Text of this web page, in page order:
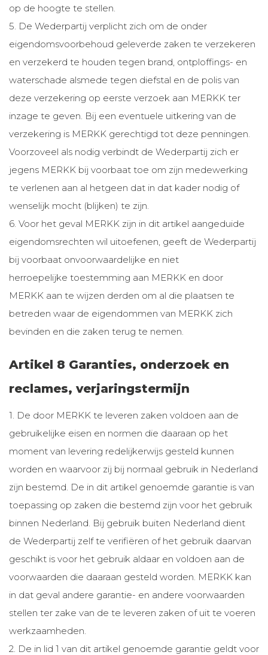
op de hoogte te stellen.
5. De Wederpartij verplicht zich om de onder
eigendomsvoorbehoud geleverde zaken te verzekeren
en verzekerd te houden tegen brand, ontploffings- en
waterschade alsmede tegen diefstal en de polis van
deze verzekering op eerste verzoek aan MERKK ter
inzage te geven. Bij een eventuele uitkering van de
verzekering is MERKK gerechtigd tot deze penningen.
Voorzoveel als nodig verbindt de Wederpartij zich er
jegens MERKK bij voorbaat toe om zijn medewerking
te verlenen aan al hetgeen dat in dat kader nodig of
wenselijk mocht (blijken) te zijn.
6. Voor het geval MERKK zijn in dit artikel aangeduide
eigendomsrechten wil uitoefenen, geeft de Wederpartij
bij voorbaat onvoorwaardelijke en niet
herroepelijke toestemming aan MERKK en door
MERKK aan te wijzen derden om al die plaatsen te
betreden waar de eigendommen van MERKK zich
bevinden en die zaken terug te nemen.
Artikel 8 Garanties, onderzoek en
reclames, verjaringstermijn
1. De door MERKK te leveren zaken voldoen aan de
gebruikelijke eisen en normen die daaraan op het
moment van levering redelijkerwijs gesteld kunnen
worden en waarvoor zij bij normaal gebruik in Nederland
zijn bestemd. De in dit artikel genoemde garantie is van
toepassing op zaken die bestemd zijn voor het gebruik
binnen Nederland. Bij gebruik buiten Nederland dient
de Wederpartij zelf te verifiëren of het gebruik daarvan
geschikt is voor het gebruik aldaar en voldoen aan de
voorwaarden die daaraan gesteld worden. MERKK kan
in dat geval andere garantie- en andere voorwaarden
stellen ter zake van de te leveren zaken of uit te voeren
werkzaamheden.
2. De in lid 1 van dit artikel genoemde garantie geldt voor